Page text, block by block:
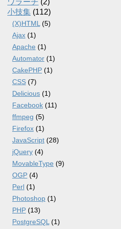
ワラーチ (2)
小技集 (112)
(X)HTML (5)
Ajax (1)
Apache (1)
Automator (1)
CakePHP (1)
CSS (7)
Delicious (1)
Facebook (11)
ffmpeg (5)
Firefox (1)
JavaScript (28)
jQuery (4)
MovableType (9)
OGP (4)
Perl (1)
Photoshop (1)
PHP (13)
PostgreSQL (1)